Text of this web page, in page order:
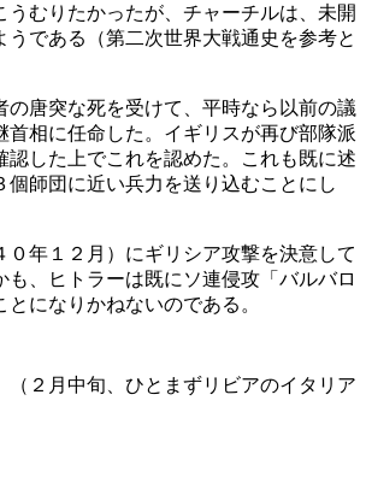
むりたかったが、チャーチルは、未開
である（第二次世界大戦通史を参考と
唐突な死を受けて、平時なら以前の議
相に任命した。イギリスが再び部隊派
した上でこれを認めた。これも既に述
師団に近い兵力を送り込むことにし
年１２月）にギリシア攻撃を決意して
、ヒトラーは既にソ連侵攻「バルバロ
になりかねないのである。
２月中旬、ひとまずリビアのイタリア